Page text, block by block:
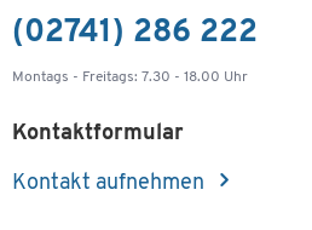
(02741) 286 222
Montags - Freitags: 7.30 - 18.00 Uhr
Kontaktformular
Kontakt aufnehmen